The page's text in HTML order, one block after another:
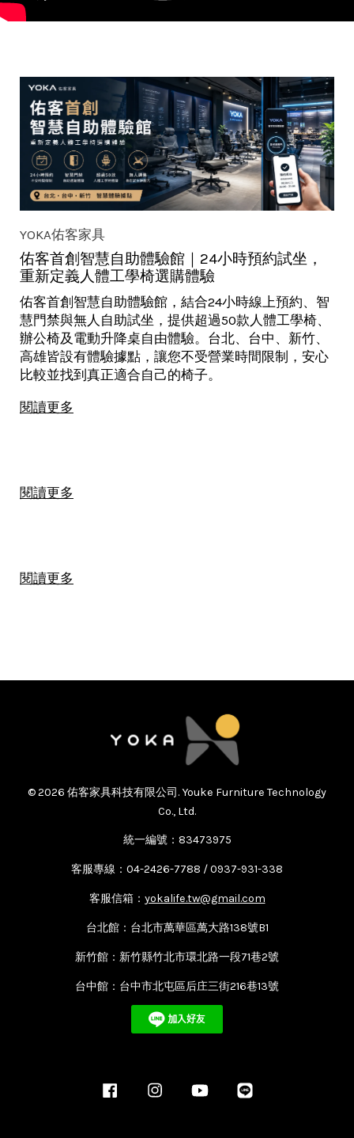
YOKA佑客家具
佑客首創智慧自助體驗館｜24小時預約試坐，
重新定義人體工學椅選購體驗
佑客首創智慧自助體驗館，結合24小時線上預約、智
慧門禁與無人自助試坐，提供超過50款人體工學椅、
辦公椅及電動升降桌自由體驗。台北、台中、新竹、
高雄皆設有體驗據點，讓您不受營業時間限制，安心
比較並找到真正適合自己的椅子。
閱讀更多
閱讀更多
閱讀更多
© 2026 佑客家具科技有限公司. Youke Furniture Technology
Co., Ltd.
統一編號：83473975
客服專線：04-2426-7788 / 0937-931-338
客服信箱： yokalife.tw@gmail.com
台北館：台北市萬華區萬大路138號B1
新竹館：新竹縣竹北市環北路一段71巷2號
台中館：台中市北屯區后庄三街216巷13號
Facebook InstagramYouTube